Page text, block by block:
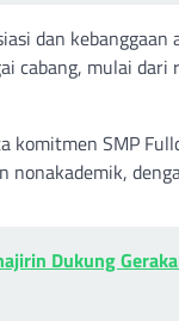
dan
cabang, mulai
komitmen SMP
nonakademik,
Dukung